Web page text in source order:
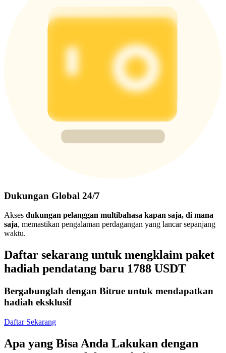
Dukungan Global 24/7
Akses dukungan pelanggan multibahasa kapan saja, di mana
saja, memastikan pengalaman perdagangan yang lancar sepanjang
waktu.
Daftar sekarang untuk mengklaim paket
hadiah pendatang baru 1788 USDT
Bergabunglah dengan Bitrue untuk mendapatkan
hadiah eksklusif
Daftar Sekarang
Apa yang Bisa Anda Lakukan dengan